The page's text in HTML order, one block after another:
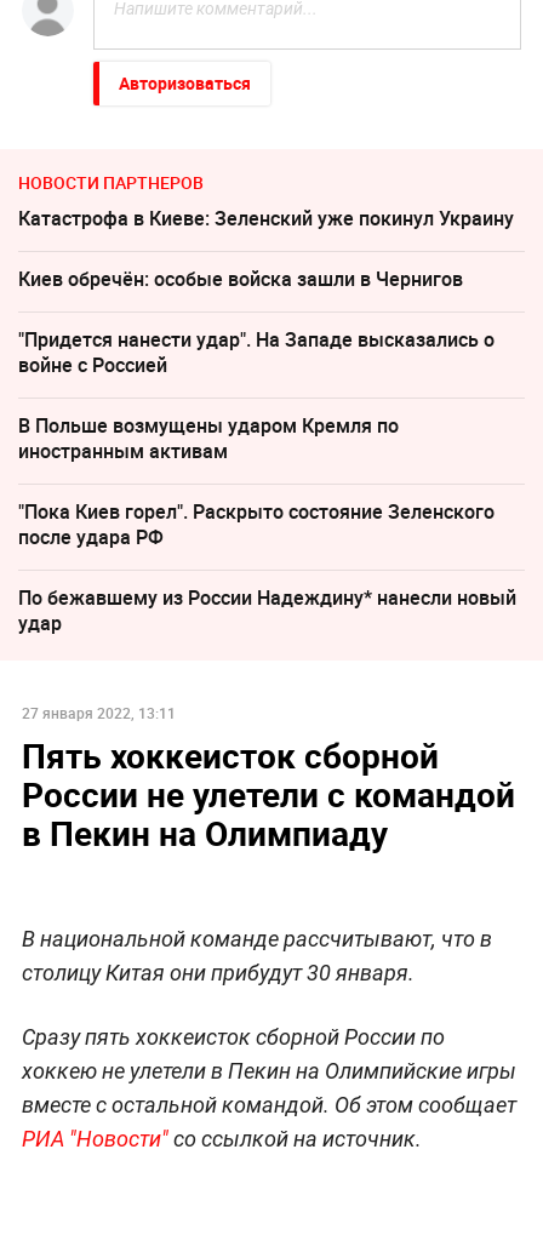
Авторизоваться
НОВОСТИ ПАРТНЕРОВ
Катастрофа в Киеве: Зеленский уже покинул Украину
Киев обречён: особые войска зашли в Чернигов
"Придется нанести удар". На Западе высказались о
войне с Россией
В Польше возмущены ударом Кремля по
иностранным активам
"Пока Киев горел". Раскрыто состояние Зеленского
после удара РФ
По бежавшему из России Надеждину* нанесли новый
удар
27 января 2022, 13:11
Пять хоккеисток сборной
России не улетели с командой
в Пекин на Олимпиаду
В национальной команде рассчитывают, что в
столицу Китая они прибудут 30 января.
Сразу пять хоккеисток сборной России по
хоккею не улетели в Пекин на Олимпийские игры
вместе с остальной командой. Об этом сообщает
РИА "Новости"со ссылкой на источник.